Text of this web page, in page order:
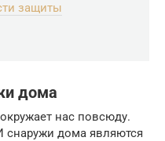
защиты
дома
нас повсюду.
дома являются